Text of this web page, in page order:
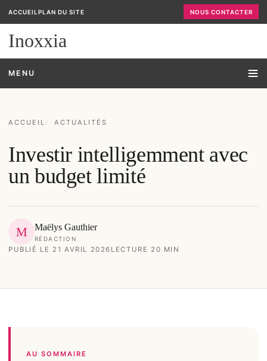
ACCUEIL PLAN DU SITE NOUS CONTACTER
Inoxxia
MENU
ACCUEIL ACTUALITÉS
Investir intelligemment avec
un budget limité
M Maëlys Gauthier
RÉDACTION
PUBLIÉ LE 21 AVRIL 2026 LECTURE 20 MIN
AU SOMMAIRE